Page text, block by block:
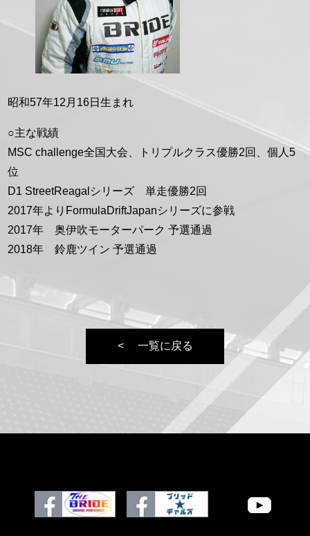
昭和57年12月16日生まれ
○主な戦績
MSC challenge全国大会、トリプルクラス優勝2回、個人5
位
D1 StreetReagalシリーズ 単走優勝2回
2017年よりFormulaDriftJapanシリーズに参戦
2017年 奥伊吹モーターパーク 予選通過
2018年 鈴鹿ツイン 予選通過
一覧に戻る